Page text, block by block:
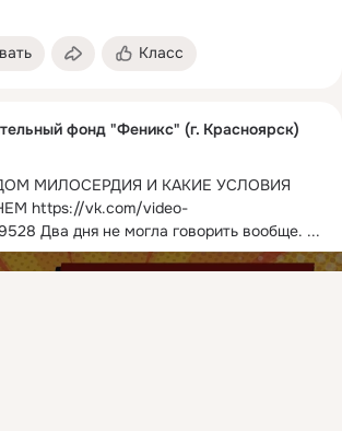
Класс
фонд "Феникс" (г. Красноярск)
МИЛОСЕРДИЯ И КАКИЕ УСЛОВИЯ
https://vk.com/video-
Два дня не могла говорить вообще. ...